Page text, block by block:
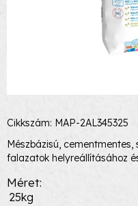
Cikkszám: MAP-2AL345325
Mészbázisú,
falazatok helyreállításához
Méret
25kg